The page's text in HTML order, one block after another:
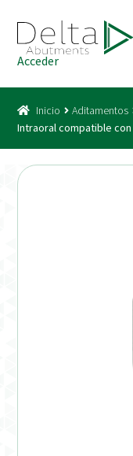
a
la
navegación
al
contenido
Acceso
Acceder
Inicio Aditamentos
Intraoral compatible con